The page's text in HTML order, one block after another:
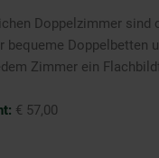
Doppelzimmer sind
bequeme Doppelbetten
Zimmer ein
€ 57,00